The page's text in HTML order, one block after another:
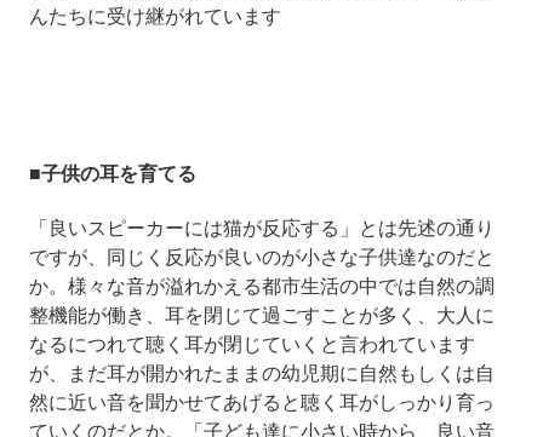
んたちに受け継がれています
■子供の耳を育てる
「良いスピーカーには猫が反応する」とは先述の通り
ですが、同じく反応が良いのが小さな子供達なのだと
か。様々な音が溢れかえる都市生活の中では自然の調
整機能が働き、耳を閉じて過ごすことが多く、大人に
なるにつれて聴く耳が閉じていくと言われています
が、まだ耳が開かれたままの幼児期に自然もしくは自
然に近い音を聞かせてあげると聴く耳がしっかり育っ
ていくのだとか。「子ども達に小さい時から、良い音